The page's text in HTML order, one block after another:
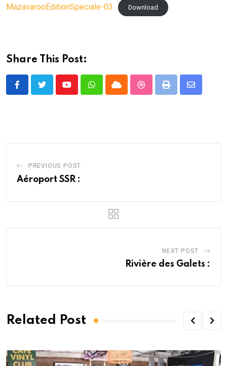
MazavarooEditionSpeciale-03 Download
Share This Post:
YoutubeWhatsappCloud StumbleUpon
Print
Share
PREVIOUS POST
Aéroport SSR :
NEXT POST
Rivière des Galets :
Related Post